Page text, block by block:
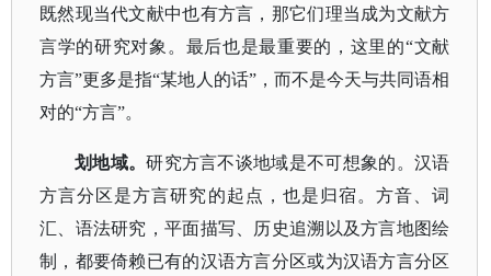
既然现当代文献中也有方言，那它们理当成为文献方
言学的研究对象。最后也是最重要的，这里的“文献
方言”更多是指“某地人的话”，而不是今天与共同语相
对的“方言”。
划地域。研究方言不谈地域是不可想象的。汉语
方言分区是方言研究的起点，也是归宿。方音、词
汇、语法研究，平面描写、历史追溯以及方言地图绘
制，都要倚赖已有的汉语方言分区或为汉语方言分区